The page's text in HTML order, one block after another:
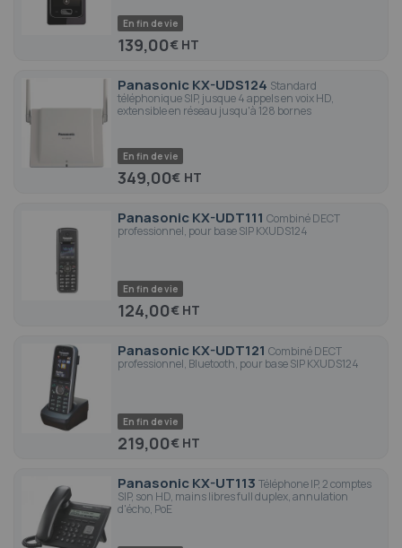
En fin de vie
139,00€
Panasonic KX-UDS124 Standard
téléphonique SIP, jusque 4 appels en voix HD,
extensible en réseau jusqu'à 128 bornes
En fin de vie
349,00€
Panasonic KX-UDT111 Combiné DECT
professionnel, pour base SIP KXUDS124
En fin de vie
124,00€
Panasonic KX-UDT121 Combiné DECT
professionnel, Bluetooth, pour base SIP KXUDS124
En fin de vie
219,00€
Panasonic KX-UT113 Téléphone IP, 2 comptes
SIP, son HD, mains libres full duplex, annulation
d'écho, PoE